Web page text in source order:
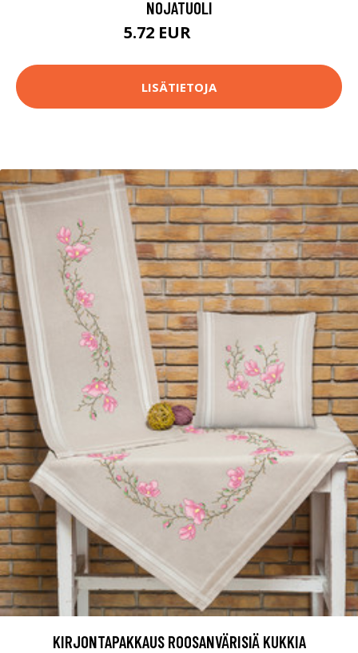
NOJATUOLI
5.72 EUR
LISÄTIETOJA
KIRJONTAPAKKAUS ROOSANVÄRISIÄ KUKKIA